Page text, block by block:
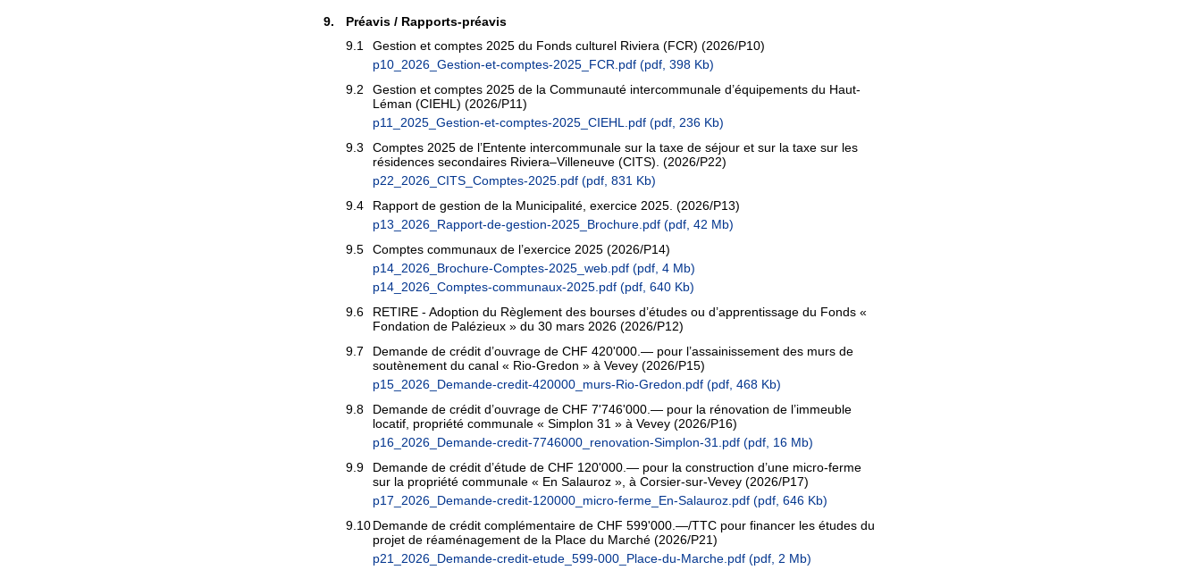
9.
Préavis / Rapports-préavis
9.1
Gestion et comptes 2025 du Fonds culturel Riviera (FCR) (2026/P10)
p10_2026_Gestion-et-comptes-2025_FCR.pdf (pdf, 398 Kb)
9.2
Gestion et comptes 2025 de la Communauté intercommunale d’équipements du Haut-
Léman (CIEHL) (2026/P11)
p11_2025_Gestion-et-comptes-2025_CIEHL.pdf (pdf, 236 Kb)
9.3
Comptes 2025 de l’Entente intercommunale sur la taxe de séjour et sur la taxe sur les
résidences secondaires Riviera–Villeneuve (CITS). (2026/P22)
p22_2026_CITS_Comptes-2025.pdf (pdf, 831 Kb)
9.4
Rapport de gestion de la Municipalité, exercice 2025. (2026/P13)
p13_2026_Rapport-de-gestion-2025_Brochure.pdf (pdf, 42 Mb)
9.5
Comptes communaux de l’exercice 2025 (2026/P14)
p14_2026_Brochure-Comptes-2025_web.pdf (pdf, 4 Mb)
p14_2026_Comptes-communaux-2025.pdf (pdf, 640 Kb)
9.6
RETIRE - Adoption du Règlement des bourses d’études ou d’apprentissage du Fonds «
Fondation de Palézieux » du 30 mars 2026 (2026/P12)
9.7
Demande de crédit d’ouvrage de CHF 420'000.— pour l’assainissement des murs de
soutènement du canal « Rio-Gredon » à Vevey (2026/P15)
p15_2026_Demande-credit-420000_murs-Rio-Gredon.pdf (pdf, 468 Kb)
9.8
Demande de crédit d’ouvrage de CHF 7'746'000.— pour la rénovation de l’immeuble
locatif, propriété communale « Simplon 31 » à Vevey (2026/P16)
p16_2026_Demande-credit-7746000_renovation-Simplon-31.pdf (pdf, 16 Mb)
9.9
Demande de crédit d’étude de CHF 120'000.— pour la construction d’une micro-ferme
sur la propriété communale « En Salauroz », à Corsier-sur-Vevey (2026/P17)
p17_2026_Demande-credit-120000_micro-ferme_En-Salauroz.pdf (pdf, 646 Kb)
9.10Demande de crédit complémentaire de CHF 599'000.—/TTC pour financer les études du
projet de réaménagement de la Place du Marché (2026/P21)
p21_2026_Demande-credit-etude_599-000_Place-du-Marche.pdf (pdf, 2 Mb)